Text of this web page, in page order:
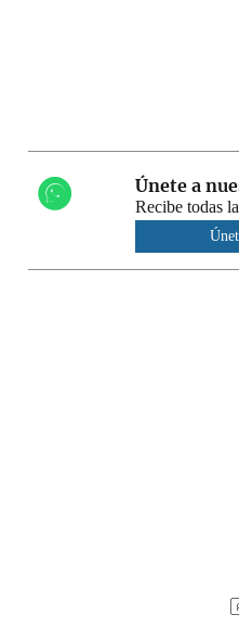
Únete a
Recibe todas